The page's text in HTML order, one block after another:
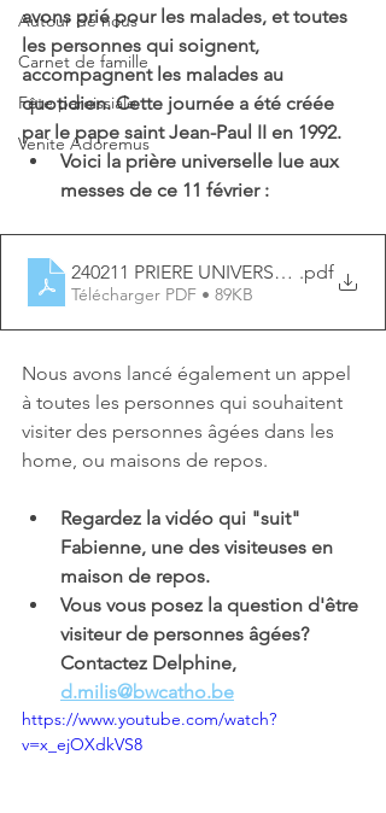
Autour de nous
Carnet de famille
Fête paroissiale
Venite Adoremus
avons prié pour les malades, et toutes
les personnes qui soignent,
accompagnent les malades au
quotidien. Cette journée a été créée
par le pape saint Jean-Paul II en 1992.
Voici la prière universelle lue aux
messes de ce 11 février :
240211 PRIERE UNIVERSELLE
.pdf
Télécharger PDF • 89KB
Nous avons lancé également un appel
à toutes les personnes qui souhaitent
visiter des personnes âgées dans les
home, ou maisons de repos.
Regardez la vidéo qui "suit"
Fabienne, une des visiteuses en
maison de repos.
Vous vous posez la question d'être
visiteur de personnes âgées?
Contactez Delphine,
d.milis@bwcatho.be
https://www.youtube.com/watch?
v=x_ejOXdkVS8